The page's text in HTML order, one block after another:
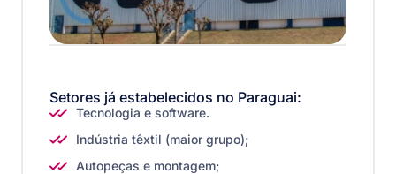
Setores já estabelecidos no Paraguai:
Tecnologia e software.
Indústria têxtil (maior grupo);
Autopeças e montagem;